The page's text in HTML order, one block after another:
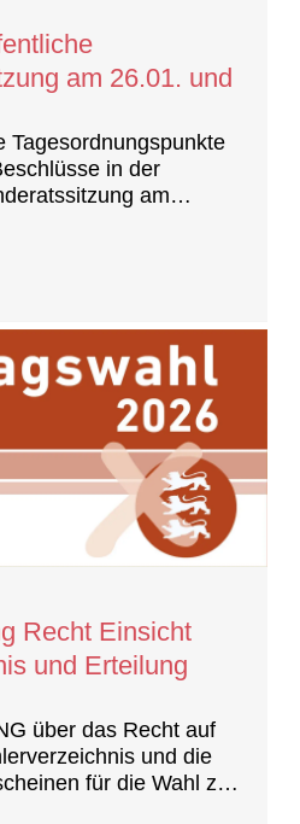
am 26.01. und
Tagesordnungspunkte
in der
am
am 28.01.2026
Recht Einsicht
und Erteilung
über das Recht auf
und die
für die Wahl zum